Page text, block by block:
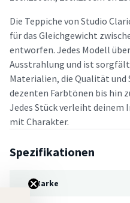
Die Teppiche von Studio
für das Gleichgewicht
entworfen. Jedes Modell
Ausstrahlung und ist
Materialien, die Qualität und
dezenten Farbtönen bis hin
Jedes Stück verleiht deinem
mit Charakter.
Spezifikationen
Marke